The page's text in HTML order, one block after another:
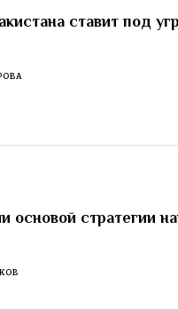
ставит под
основой стратегии